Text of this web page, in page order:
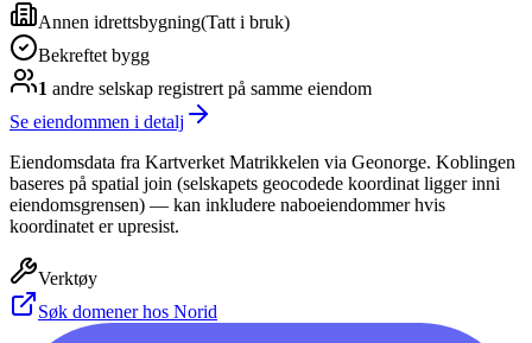
Annen idrettsbygning(Tatt i bruk)
Bekreftet bygg
1 andre selskap registrert på samme eiendom
Se eiendommen i detalj
Eiendomsdata fra Kartverket Matrikkelen via Geonorge. Koblingen
baseres på spatial join (selskapets geocodede koordinat ligger inni
eiendomsgrensen) — kan inkludere naboeiendommer hvis
koordinatet er upresist.
Verktøy
Søk domener hos Norid